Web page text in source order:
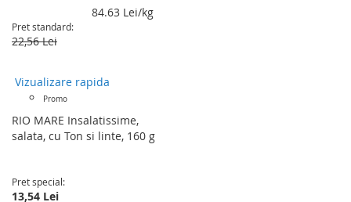
84.63 Lei/kg
Pret standard
22,56 Lei
Vizualizare rapida
Promo
RIO MARE Insalatissime,
salata, cu Ton si linte, 160 g
Pret special
13,54 Lei